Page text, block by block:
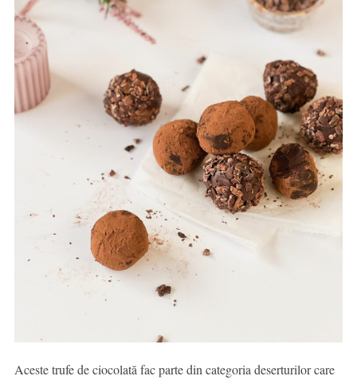
Aceste trufe de ciocolată fac parte din categoria deserturilor care